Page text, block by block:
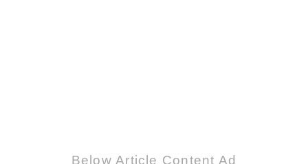
Below Article Content Ad